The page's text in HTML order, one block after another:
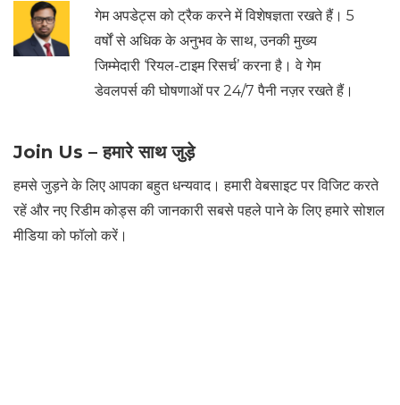
गेम अपडेट्स को ट्रैक करने में विशेषज्ञता रखते हैं। 5
वर्षों से अधिक के अनुभव के साथ, उनकी मुख्य
जिम्मेदारी ‘रियल-टाइम रिसर्च’ करना है। वे गेम
डेवलपर्स की घोषणाओं पर 24/7 पैनी नज़र रखते हैं।
Join Us – हमारे साथ जुड़े
हमसे जुड़ने के लिए आपका बहुत धन्यवाद। हमारी वेबसाइट पर विजिट करते
रहें और नए रिडीम कोड्स की जानकारी सबसे पहले पाने के लिए हमारे सोशल
मीडिया को फॉलो करें।